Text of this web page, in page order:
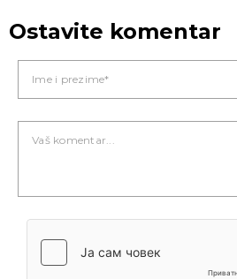
Ostavite komentar